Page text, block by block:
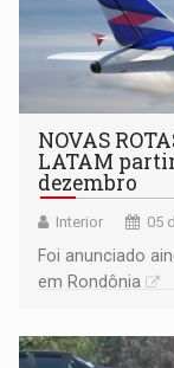
NOVAS
LATAM
dezembro
Interior 05
Foi anunciado
em Rondônia